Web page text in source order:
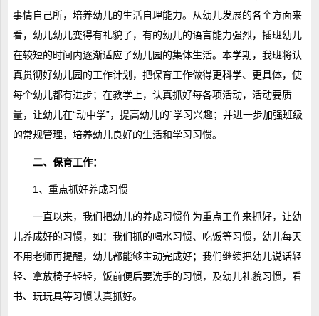
事情自己所，培养幼儿的生活自理能力。从幼儿发展的各个方面来
看，幼儿幼儿变得有礼貌了，有的幼儿的语言能力强烈，插班幼儿
在较短的时间内逐渐适应了幼儿园的集体生活。本学期，我班将认
真贯彻好幼儿园的工作计划，把保育工作做得更科学、更具体，使
每个幼儿都有进步；在教学上，认真抓好每各项活动，活动要质
量，让幼儿在“动中学”，提高幼儿的`学习兴趣；并进一步加强班级
的常规管理，培养幼儿良好的生活和学习习惯。
二、保育工作：
1、重点抓好养成习惯
一直以来，我们把幼儿的养成习惯作为重点工作来抓好，让幼
儿养成好的习惯，如：我们抓的喝水习惯、吃饭等习惯，幼儿每天
不用老师再提醒，幼儿都能够主动完成好；我们继续把幼儿说话轻
轻、拿放椅子轻轻，饭前便后要洗手的习惯，及幼儿礼貌习惯，看
书、玩玩具等习惯认真抓好。